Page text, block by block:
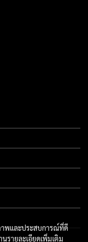
าพและประสบการณ์ที่ดี
รายละเอียดเพิ่มเติม